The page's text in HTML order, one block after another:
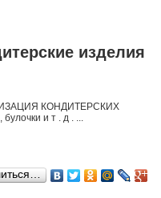
изделия
КОНДИТЕРСКИХ
и т . д . ...